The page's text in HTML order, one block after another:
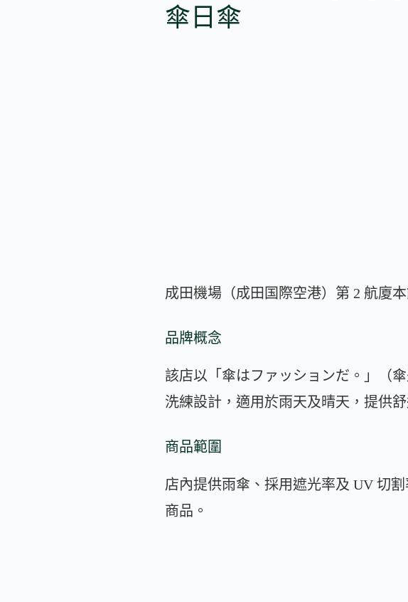
傘日傘
成田機場（成田国際空港）第 2 航廈本
品牌概念
該店以「傘はファッションだ。」（
洗練設計，適用於雨天及晴天，提供舒
商品範圍
店內提供雨傘、採用遮光率及 UV 切
商品。